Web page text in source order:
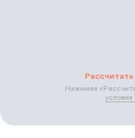
Нажимая «
условия